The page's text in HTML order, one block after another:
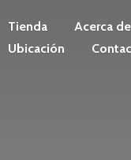
Tienda
Acerca de
Ubicación